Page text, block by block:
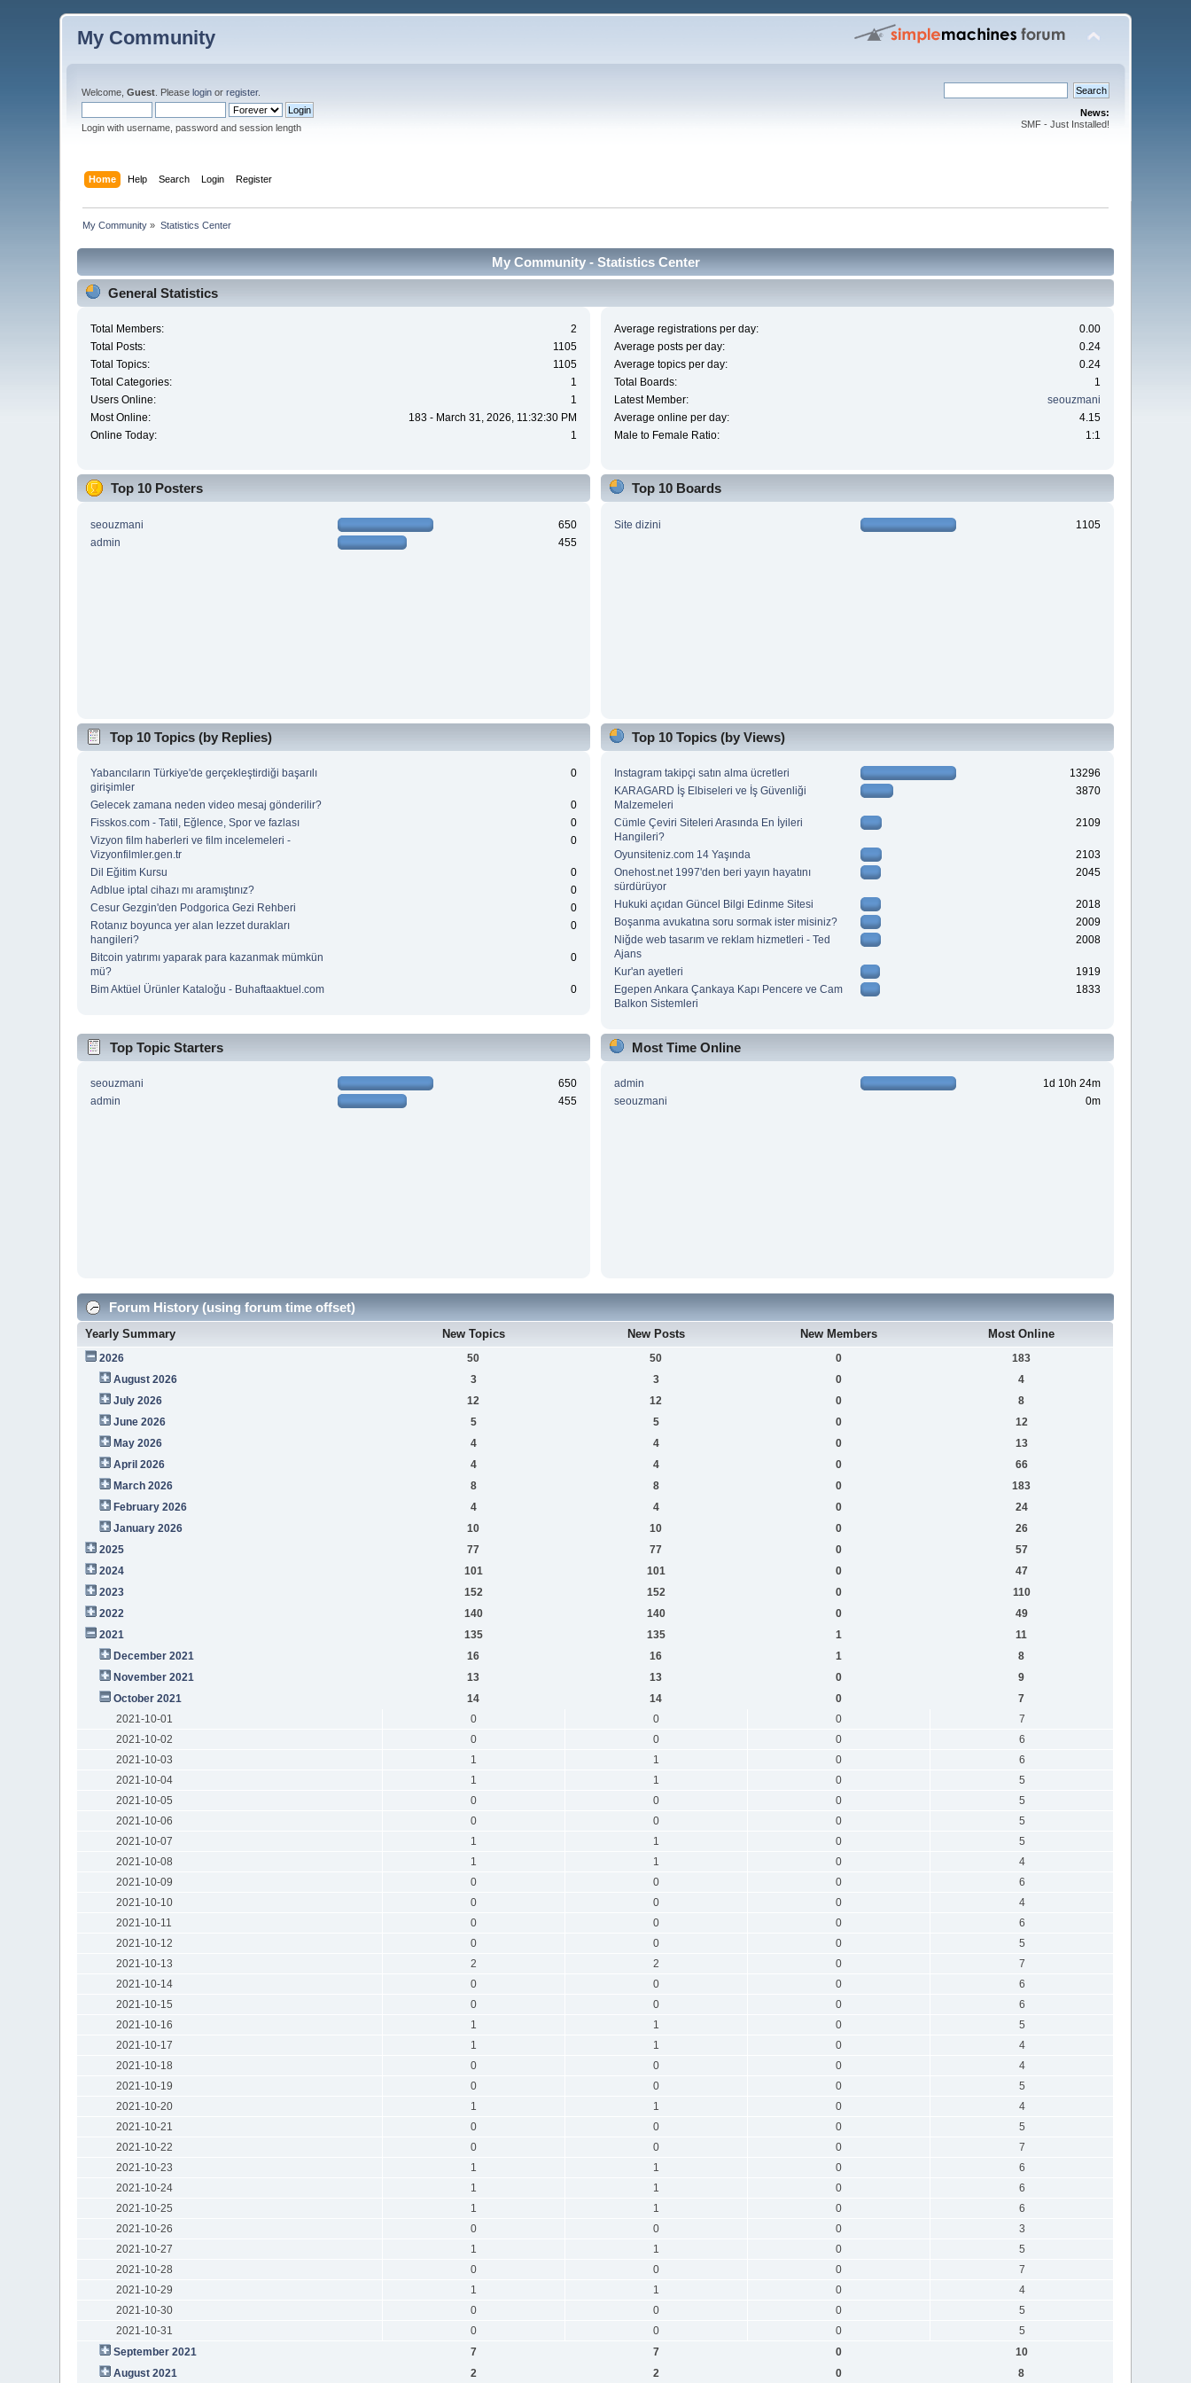
My Community
Welcome,Guest . Pleaselogin orregister.
Login with username, password and session length
News:
SMF - Just Installed!
Home Help Search Login Register
My Community » Statistics Center
My Community - Statistics Center
General Statistics
Total Members:
2
Total Posts:
1105
Total Topics:
1105
Total Categories:
1
Users Online:
1
Most Online:
183 - March 31, 2026, 11:32:30 PM
Online Today:
1
Average registrations per day:
0.00
Average posts per day:
0.24
Average topics per day:
0.24
Total Boards:
1
Latest Member:
seouzmani
Average online per day:
4.15
Male to Female Ratio:
1:1
Top 10 Posters
seouzmani
650
admin
455
Top 10 Boards
Site dizini 1105
Top 10 Topics (by Replies)
Yabancıların Türkiye'de gerçekleştirdiği başarılı
girişimler
0
Gelecek zamana neden video mesaj gönderilir?
0
Fisskos.com - Tatil, Eğlence, Spor ve fazlası
0
Vizyon film haberleri ve film incelemeleri -
Vizyonfilmler.gen.tr
0
Dil Eğitim Kursu
0
Adblue iptal cihazı mı aramıştınız?
0
Cesur Gezgin'den Podgorica Gezi Rehberi
0
Rotanız boyunca yer alan lezzet durakları
hangileri?
0
Bitcoin yatırımı yaparak para kazanmak mümkün
mü?
0
Bim Aktüel Ürünler Kataloğu - Buhaftaaktuel.com 0
Top 10 Topics (by Views)
Instagram takipçi satın alma ücretleri
13296
KARAGARD İş Elbiseleri ve İş Güvenliği
Malzemeleri
3870
Cümle Çeviri Siteleri Arasında En İyileri
Hangileri?
2109
Oyunsiteniz.com 14 Yaşında
2103
Onehost.net 1997'den beri yayın hayatını
sürdürüyor
2045
Hukuki açıdan Güncel Bilgi Edinme Sitesi
2018
Boşanma avukatına soru sormak ister misiniz?
2009
Niğde web tasarım ve reklam hizmetleri - Ted
Ajans
2008
Kur'an ayetleri
1919
Egepen Ankara Çankaya Kapı Pencere ve Cam
Balkon Sistemleri
1833
Top Topic Starters
seouzmani
650
admin
455
Most Time Online
admin
1d 10h 24m
seouzmani
0m
Forum History (using forum time offset)
Yearly Summary New Topics New Posts New Members Most Online
2026 50 50 0
183
August 2026
3 3 0
4
July 2026
12 12 0
8
June 2026
5 5 0
12
May 2026
4 4 0
13
April 2026
4 4 0
66
March 2026
8 8 0
183
February 2026
4 4 0
24
January 2026
10 10 0
26
2025
77 77 0
57
2024
101 101 0
47
2023
152 152 0
110
2022
140 140 0
49
2021
135 135 1
11
December 2021
16 16 1
8
November 2021
13 13 0
9
October 2021
14 14 0
7
2021-10-01
0 0 0
7
2021-10-02
0 0 0
6
2021-10-03
1 1 0
6
2021-10-04
1 1 0
5
2021-10-05
0 0 0
5
2021-10-06
0 0 0
5
2021-10-07
1 1 0
5
2021-10-08
1 1 0
4
2021-10-09
0 0 0
6
2021-10-10
0 0 0
4
2021-10-11
0 0 0
6
2021-10-12
0 0 0
5
2021-10-13
2 2 0
7
2021-10-14
0 0 0
6
2021-10-15
0 0 0
6
2021-10-16
1 1 0
5
2021-10-17
1 1 0
4
2021-10-18
0 0 0
4
2021-10-19
0 0 0
5
2021-10-20
1 1 0
4
2021-10-21
0 0 0
5
2021-10-22
0 0 0
7
2021-10-23
1 1 0
6
2021-10-24
1 1 0
6
2021-10-25
1 1 0
6
2021-10-26
0 0 0
3
2021-10-27
1 1 0
5
2021-10-28
0 0 0
7
2021-10-29
1 1 0
4
2021-10-30
0 0 0
5
2021-10-31
0 0 0
5
September 2021
7 7 0
10
August 2021
2 2 0 8